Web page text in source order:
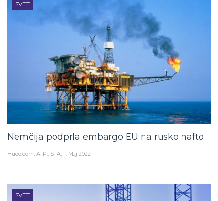
SVET
Nemčija podprla embargo EU na rusko nafto
Hudo.com A. P., STA 1. Maj 2022
SVET